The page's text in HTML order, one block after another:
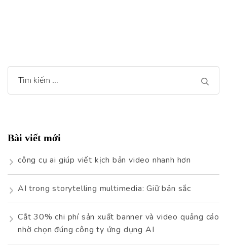
Tìm
kiếm
Bài viết mới
công cụ ai giúp viết kịch bản video nhanh hơn
AI trong storytelling multimedia: Giữ bản sắc
Cắt 30% chi phí sản xuất banner và video quảng cáo
nhờ chọn đúng công ty ứng dụng AI